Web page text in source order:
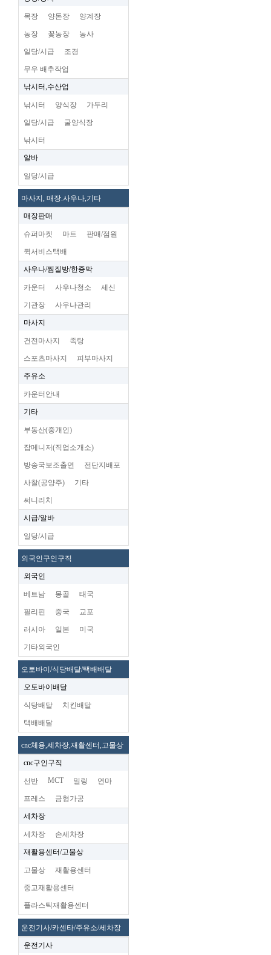
목장 양돈장 양계장
농장 꽃농장 농사
일당/시급 조경
무우 배추작업
낚시터,수산업
낚시터 양식장 가두리
일당/시급 굴양식장
낚시터
알바
일당/시급
마사지, 매장.사우나,기타
매장판매
슈퍼마켓 마트 판매/점원
퀵서비스택배
사우나/찜질방/한증막
카운터 사우나청소 세신
기관장 사우나관리
마사지
건전마사지 족탕
스포츠마사지 피부마사지
주유소
카운터안내
기타
부동산(중개인)
잡메니저(직업소개소)
방송국보조출연 전단지배포
사찰(공양주) 기타
써니리치
시급/알바
일당/시급
외국인구인구직
외국인
베트남 몽골 태국
필리핀 중국 교포
러시아 일본 미국
기타외국인
오토바이/식당배달/택배배달
오토바이배달
식당배달 치킨배달
택배배달
cnc체용,세차장,재활센터,고물상
cnc구인구직
선반 MCT 밀링 연마
프레스 금형가공
세차장
세차장 손세차장
재활용센터/고물상
고물상 재활용센터
중고재활용센터
플라스틱재활용센터
운전기사/카센타/주유소/세차장
운전기사